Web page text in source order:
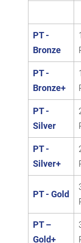
PT -
Bronze
PT -
Bronze+
PT -
Silver
PT -
Silver+
PT - Gold
PT –
Gold+